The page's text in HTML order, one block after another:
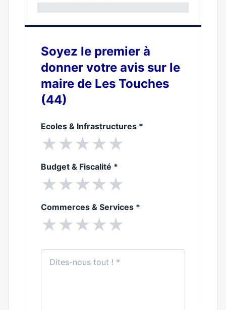
Soyez le premier à
donner votre avis sur le
maire de Les Touches
(44)
Ecoles & Infrastructures *
★★★★★
Budget & Fiscalité *
★★★★★
Commerces & Services *
★★★★★